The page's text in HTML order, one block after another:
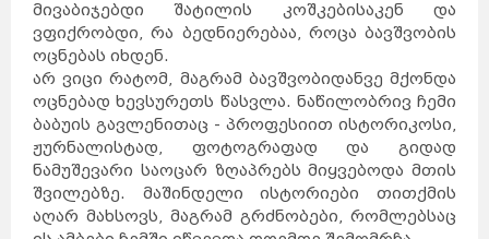
მივაბიჯებდი შატილის კოშკებისაკენ და
ვფიქრობდი, რა ბედნიერებაა, როცა ბავშვობის
ოცნებას იხდენ.
არ ვიცი რატომ, მაგრამ ბავშვობიდანვე მქონდა
ოცნებად ხევსურეთს წასვლა. ნაწილობრივ ჩემი
ბაბუის გავლენითაც - პროფესიით ისტორიკოსი,
ჟურნალისტად, ფოტოგრაფად და გიდად
ნამუშევარი საოცარ ზღაპრებს მიყვებოდა მთის
შვილებზე. მაშინდელი ისტორიები თითქმის
აღარ მახსოვს, მაგრამ გრძნობები, რომლებსაც